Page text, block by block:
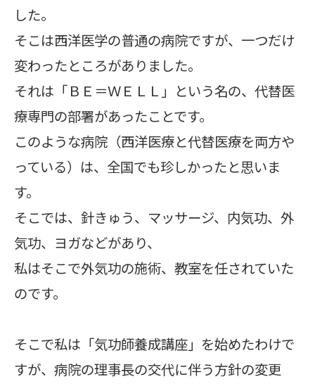
した。
そこは西洋医学の普通の病院ですが、一つだけ
変わったところがありました。
それは「ＢＥ＝ＷＥＬＬ」という名の、代替医
療専門の部署があったことです。
このような病院（西洋医療と代替医療を両方や
っている）は、全国でも珍しかったと思いま
す。
そこでは、針きゅう、マッサージ、内気功、外
気功、ヨガなどがあり、
私はそこで外気功の施術、教室を任されていた
のです。
そこで私は「気功師養成講座」を始めたわけで
すが、病院の理事長の交代に伴う方針の変更